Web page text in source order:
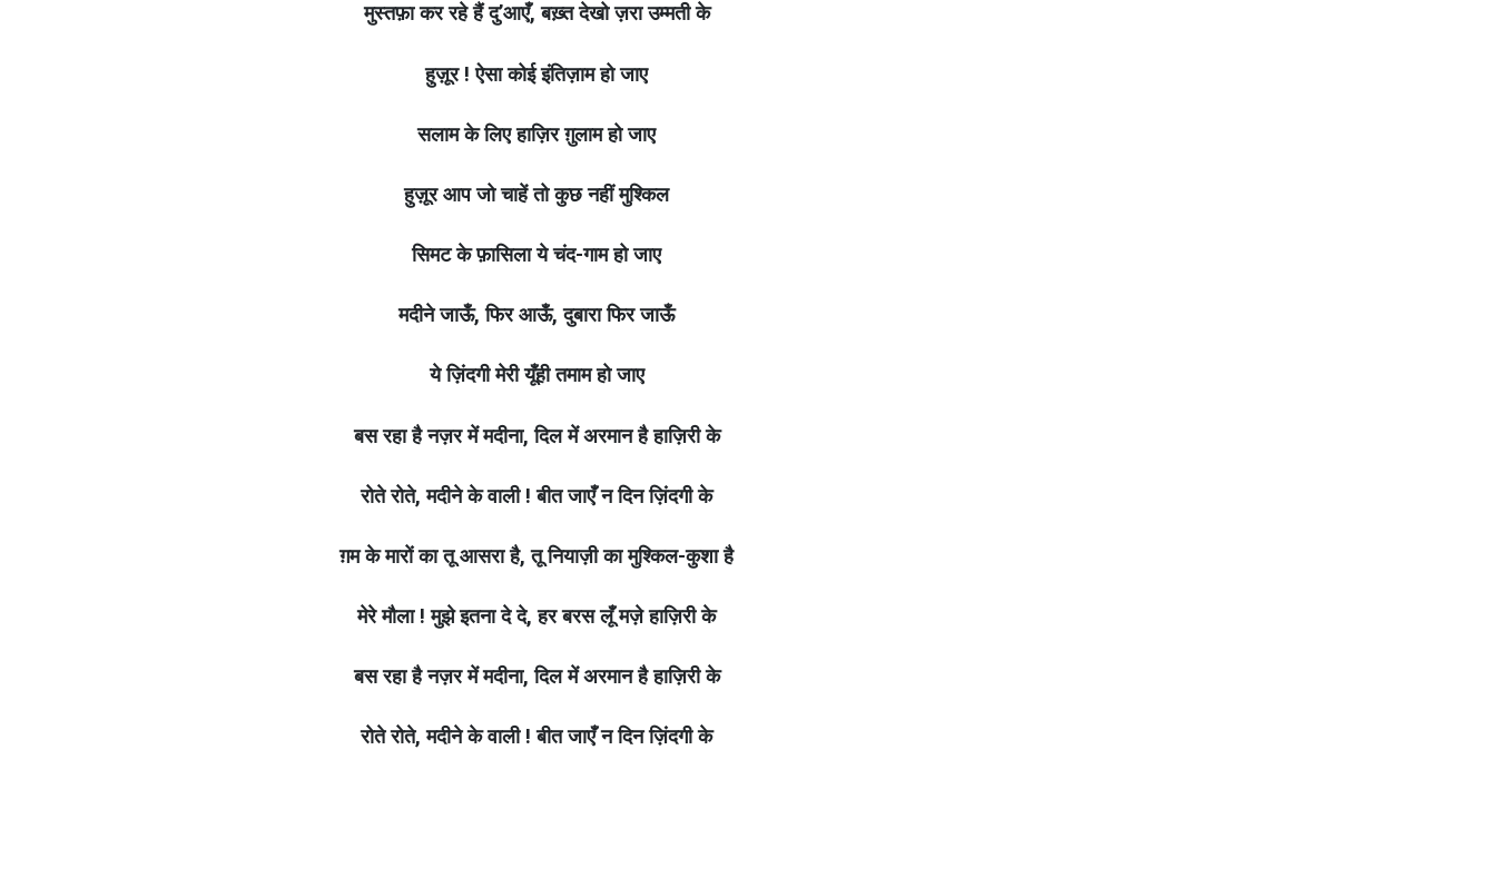
मुस्तफ़ा कर रहे हैं दु’आएँ, बख़्त देखो ज़रा उम्मती के
हुज़ूर ! ऐसा कोई इंतिज़ाम हो जाए
सलाम के लिए हाज़िर ग़ुलाम हो जाए
हुज़ूर आप जो चाहें तो कुछ नहीं मुश्किल
सिमट के फ़ासिला ये चंद-गाम हो जाए
मदीने जाऊँ, फिर आऊँ, दुबारा फिर जाऊँ
ये ज़िंदगी मेरी यूँही तमाम हो जाए
बस रहा है नज़र में मदीना, दिल में अरमान है हाज़िरी के
रोते रोते, मदीने के वाली ! बीत जाएँ न दिन ज़िंदगी के
ग़म के मारों का तू आसरा है, तू नियाज़ी का मुश्किल-कुशा है
मेरे मौला ! मुझे इतना दे दे, हर बरस लूँ मज़े हाज़िरी के
बस रहा है नज़र में मदीना, दिल में अरमान है हाज़िरी के
रोते रोते, मदीने के वाली ! बीत जाएँ न दिन ज़िंदगी के